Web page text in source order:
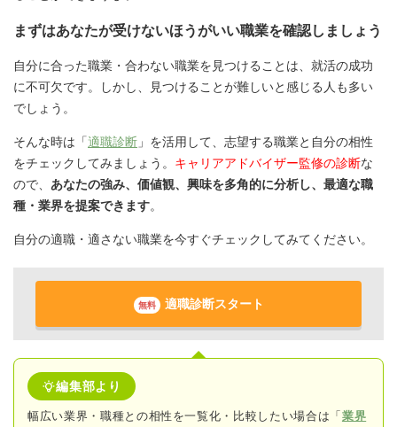
まずはあなたが受けないほうがいい職業を確認しましょう
自分に合った職業・合わない職業を見つけることは、就活の成功
に不可欠です。しかし、見つけることが難しいと感じる人も多い
でしょう。
そんな時は「適職診断 」を活用して、志望する職業と自分の相性
をチェックしてみましょう。 キャリアアドバイザー監修の診断な
ので、 あなたの強み、価値観、興味を多角的に分析し、最適な職
種・業界を提案できます。
自分の適職・適さない職業を今すぐチェックしてみてください。
無料 適職診断スタート
編集部より
幅広い業界・職種との相性を一覧化・比較したい場合は「 業界